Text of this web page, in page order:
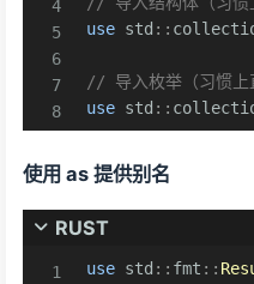
use std ::
// 导入枚举（习惯上
use std ::
使用 as 提供别名
RUST
use std :: fmt ::